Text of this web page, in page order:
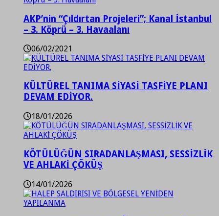
AKP’nin “Çıldırtan Projeleri”; Kanal İstanbul
– 3. Köprü – 3. Havaalanı
06/02/2021
KÜLTÜREL TANIMA SİYASİ TASFİYE PLANI
DEVAM EDİYOR.
18/01/2026
KÖTÜLÜĞÜN SIRADANLAŞMASI, SESSİZLİK
VE AHLAKİ ÇÖKÜŞ
14/01/2026